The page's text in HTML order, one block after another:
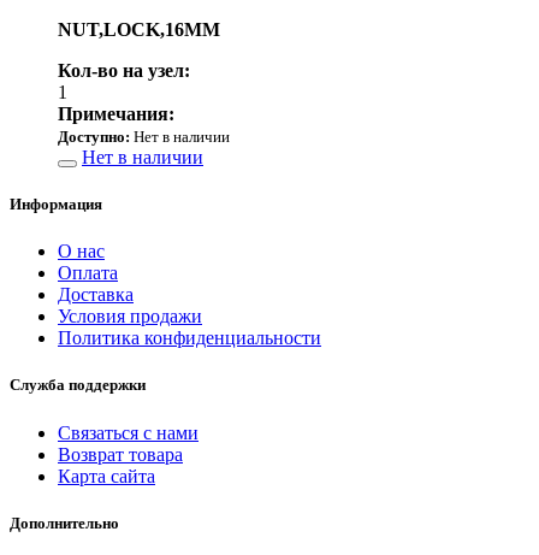
NUT,LOCK,16MM
Кол-во на узел:
1
Примечания:
Доступно: Нет в наличии
Нет в наличии
Информация
О нас
Оплата
Доставка
Условия продажи
Политика конфиденциальности
Служба поддержки
Связаться с нами
Возврат товара
Карта сайта
Дополнительно